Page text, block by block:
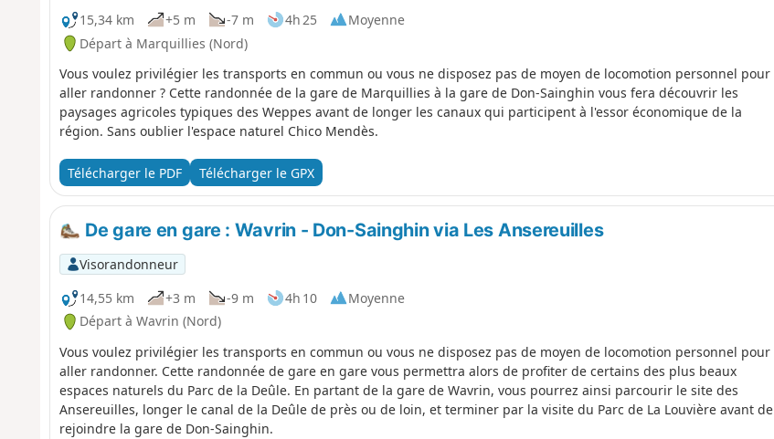
15,34 km
+5 m -7 m 4h 25
Moyenne
Départ à Marquillies (Nord)
Vous voulez privilégier les transports en commun ou vous ne disposez pas de moyen de locomotion personnel pour
aller randonner ? Cette randonnée de la gare de Marquillies à la gare de Don-Sainghin vous fera découvrir les
paysages agricoles typiques des Weppes avant de longer les canaux qui participent à l'essor économique de la
région. Sans oublier l'espace naturel Chico Mendès.
Télécharger le PDF Télécharger le GPX
De gare en gare : Wavrin - Don-Sainghin via Les Ansereuilles
Visorandonneur
14,55 km
+3 m -9 m 4h 10
Moyenne
Départ à Wavrin (Nord)
Vous voulez privilégier les transports en commun ou vous ne disposez pas de moyen de locomotion personnel pour
aller randonner. Cette randonnée de gare en gare vous permettra alors de profiter de certains des plus beaux
espaces naturels du Parc de la Deûle. En partant de la gare de Wavrin, vous pourrez ainsi parcourir le site des
Ansereuilles, longer le canal de la Deûle de près ou de loin, et terminer par la visite du Parc de La Louvière avant de
rejoindre la gare de Don-Sainghin.